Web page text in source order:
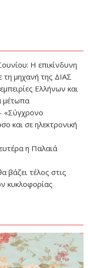
Η επικίνδυνη
μηχανή της ΔΙΑΣ
Ελλήνων και
μέτωπα
«Σύγχρονο
και σε ηλεκτρονική
η Παλαιά
βάζει τέλος στις
κυκλοφορίας